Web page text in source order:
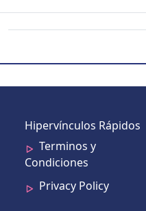
Hipervínculos Rápidos
Terminos y
Condiciones
Privacy Policy